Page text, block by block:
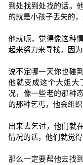
到处找到处找的话。
的就是小孩子丢失的，
他就呃，觉得像这种
起来努力来寻找，因
说不定哪一天你也碰
他就变成这个大姐大
况，像一些老的那种
的那种乞丐，他会组
出来去乞讨，他们就
情况的话，他们就觉
那么一定要帮他去找